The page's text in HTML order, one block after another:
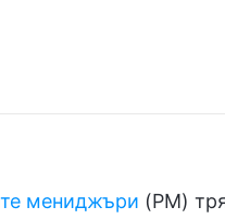
мениджъри (PM)